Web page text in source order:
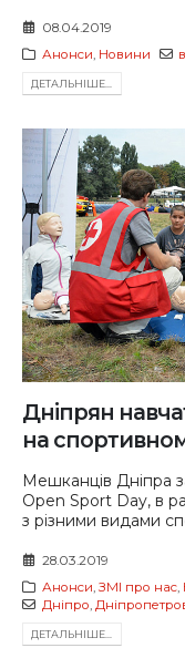
08.04.2019
Анонси Новини
ДЕТАЛЬНIШЕ...
Дніпрян
на
Мешканців Дніпра
Open Sport Day, в
з різними видами
28.03.2019
Анонси ЗМІ про нас,
Дніпро
ДЕТАЛЬНIШЕ...